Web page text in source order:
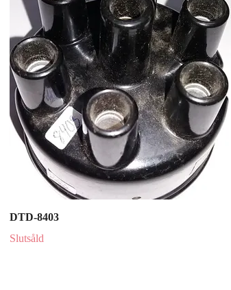
DTD-8403
Slutsåld